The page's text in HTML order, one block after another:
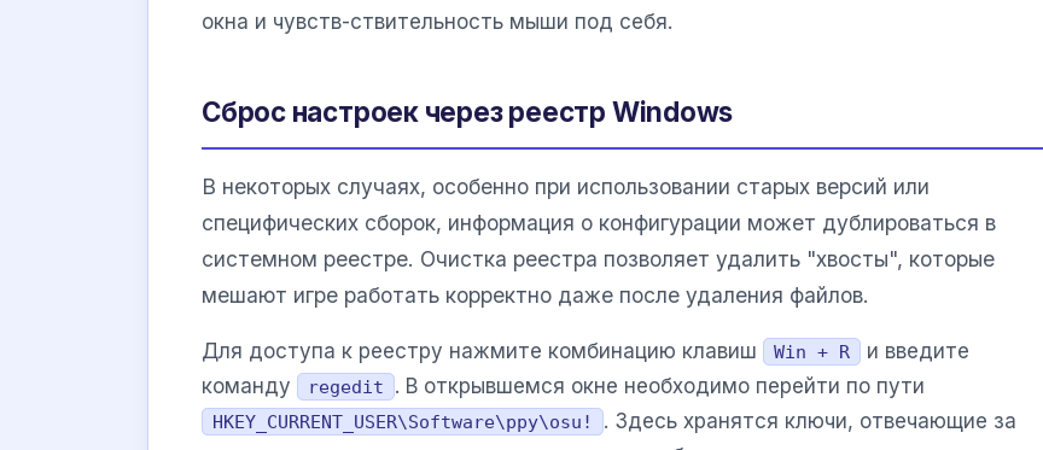
окна и чувств-ствительность мыши под себя.
Сброс настроек через реестр Windows
В некоторых случаях, особенно при использовании старых версий или
специфических сборок, информация о конфигурации может дублироваться в
системном реестре. Очистка реестра позволяет удалить "хвосты", которые
мешают игре работать корректно даже после удаления файлов.
Для доступа к реестру нажмите комбинацию клавиш Win + R
и введите
команду
regedit . В открывшемся окне необходимо перейти по пути
HKEY_CURRENT_USER\Software\ppy\osu!
. Здесь хранятся ключи, отвечающие за